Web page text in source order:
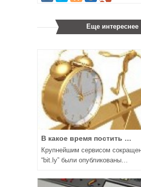
Еще интереснее
В какое время постить …
Крупнейшим сервисом
“bit.ly” были опубликованы…